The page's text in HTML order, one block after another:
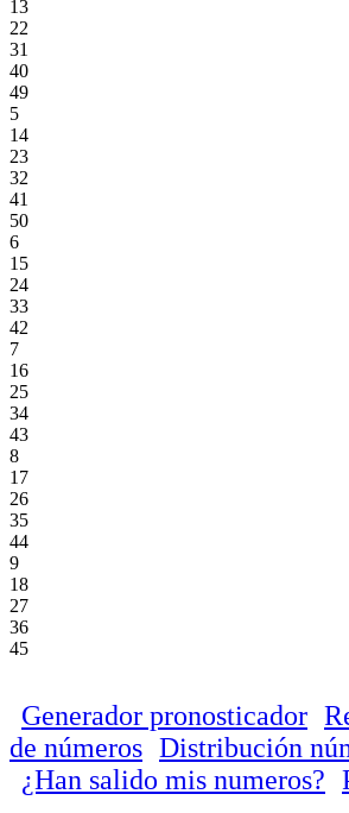
13
22
31
40
49
5
14
23
32
41
50
6
15
24
33
42
7
16
25
34
43
8
17
26
35
44
9
18
27
36
45
Generador pronosticador
de números Distribución
¿Han salido mis numeros?